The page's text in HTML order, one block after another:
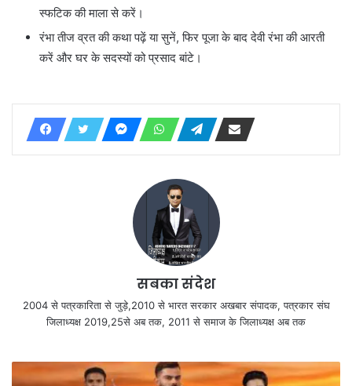
स्फटिक की माला से करें।
रंभा तीज व्रत की कथा पढ़ें या सुनें, फिर पूजा के बाद देवी रंभा की आरती
करें और घर के सदस्यों को प्रसाद बांटे।
सबका संदेश
2004 से पत्रकारिता से जुड़े,2010 से भारत सरकार अखबार संपादक, पत्रकार संघ
जिलाध्यक्ष 2019,25से अब तक, 2011 से समाज के जिलाध्यक्ष अब तक